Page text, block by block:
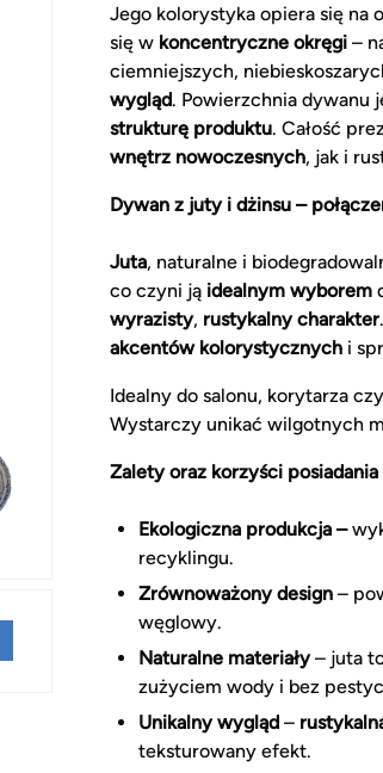
Jego kolorystyka opiera się na
się w koncentryczne okręgi –
ciemniejszych,
wygląd. Powierzchnia dywanu
strukturę produktu. Całość
wnętrz nowoczesnych, jak i
Dywan z juty i dżinsu –
Juta, naturalne i
co czyni ją idealnym wyborem
wyrazisty, rustykalny charakter
akcentów kolorystycznych i
Idealny do salonu, korytarza
Wystarczy unikać wilgotnych
Zalety oraz korzyści
Ekologiczna produkcja –
recyklingu.
Zrównoważony design –
węglowy.
Naturalne materiały– juta
zużyciem wody i bez
Unikalny wygląd –
teksturowany efekt.